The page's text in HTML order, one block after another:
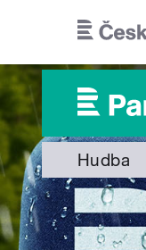
Hudba